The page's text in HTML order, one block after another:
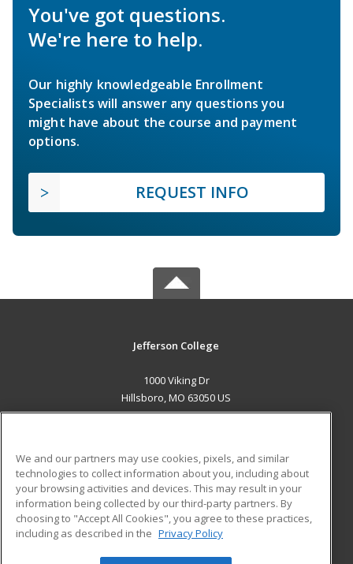
You've got questions.
We're here to help.
Our highly knowledgeable Enrollment
Specialists will answer any questions you
might have about the course and payment
options.
REQUEST INFO
Jefferson College
1000 Viking Dr
Hillsboro, MO 63050 US
ADDITIONAL RESOURCES
Military
Financial Assistance
Help
Student Blog
We and our partners may use cookies, pixels, and similar
technologies to collect information about you, including about
your browsing activities and devices. This may result in your
information being collected by our third-party partners. By
choosing to "Accept All Cookies", you agree to these practices,
including as described in the Privacy Policy